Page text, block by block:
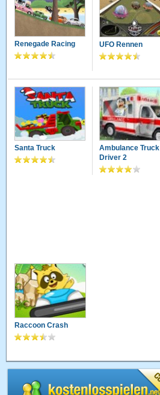
Renegade Racing UFO Rennen
Santa Truck
Ambulance Truck
Driver 2
Raccoon Crash